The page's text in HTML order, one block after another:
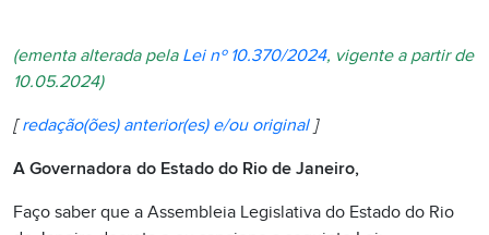
(ementa alterada pela Lei nº 10.370/2024, vigente a partir de
10.05.2024)
[redação(ões) anterior(es) e/ou original]
A Governadora do Estado do Rio de Janeiro,
Faço saber que a Assembleia Legislativa do Estado do Rio